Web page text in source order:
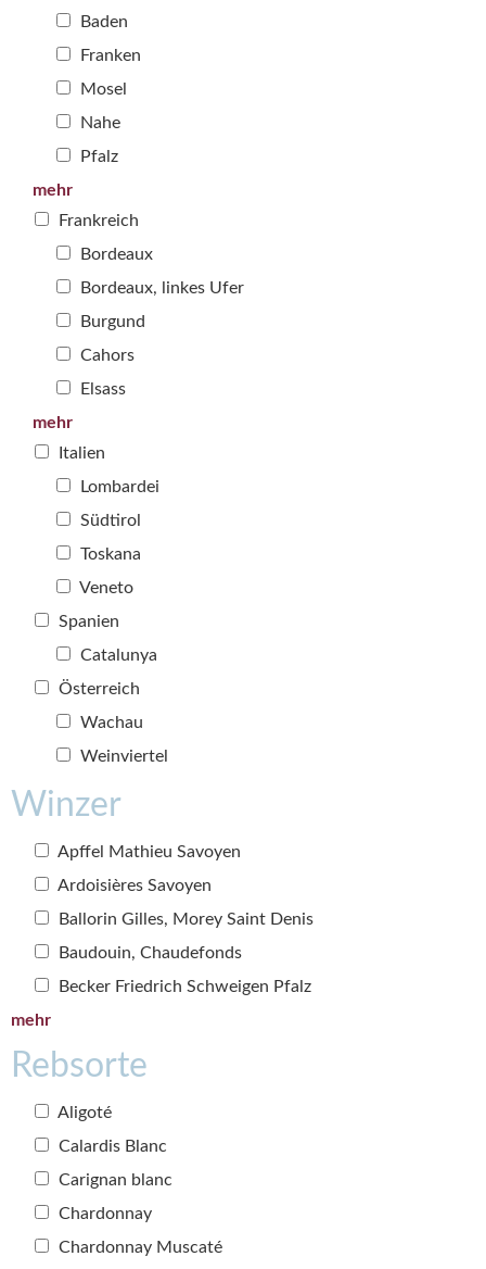
Baden
Franken
Mosel
Nahe
Pfalz
mehr
Frankreich
Bordeaux
Bordeaux, linkes Ufer
Burgund
Cahors
Elsass
mehr
Italien
Lombardei
Südtirol
Toskana
Veneto
Spanien
Catalunya
Österreich
Wachau
Weinviertel
Winzer
Apffel Mathieu Savoyen
Ardoisières Savoyen
Ballorin Gilles, Morey Saint Denis
Baudouin, Chaudefonds
Becker Friedrich Schweigen Pfalz
mehr
Rebsorte
Aligoté
Calardis Blanc
Carignan blanc
Chardonnay
Chardonnay Muscaté